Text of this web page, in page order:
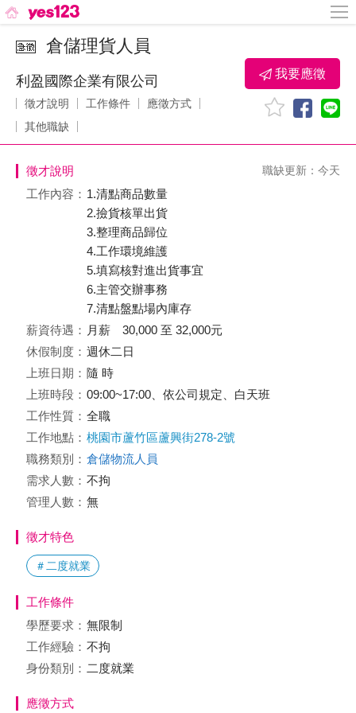
倉儲理貨人員
利盈國際企業有限公司
徵才說明 工作條件
應徵方式
其他職缺
我要應徵
徵才說明 職缺更新：今天
工作內容： 1.清點商品數量
2.撿貨核單出貨
3.整理商品歸位
4.工作環境維護
5.填寫核對進出貨事宜
6.主管交辦事務
7.清點盤點場內庫存
薪資待遇： 月薪 30,000 至 32,000元
休假制度： 週休二日
上班日期： 隨 時
上班時段： 09:00~17:00、依公司規定、白天班
工作性質： 全職
工作地點： 桃園市蘆竹區蘆興街278-2號
職務類別： 倉儲物流人員
需求人數： 不拘
管理人數： 無
徵才特色
＃二度就業
工作條件
學歷要求： 無限制
工作經驗： 不拘
身份類別： 二度就業
應徵方式